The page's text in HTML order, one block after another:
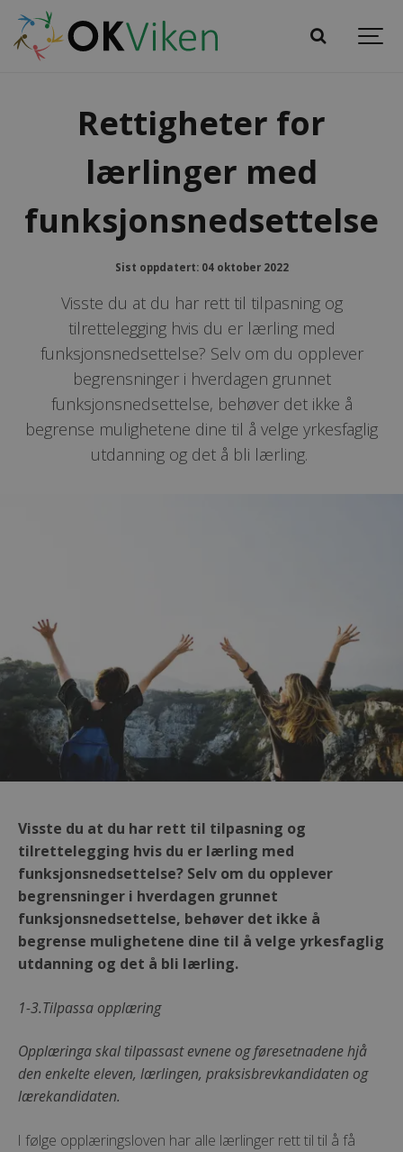
Rettigheter for
lærlinger med
funksjonsnedsettelse
Sist oppdatert: 04 oktober 2022
Visste du at du har rett til tilpasning og
tilrettelegging hvis du er lærling med
funksjonsnedsettelse? Selv om du opplever
begrensninger i hverdagen grunnet
funksjonsnedsettelse, behøver det ikke å
begrense mulighetene dine til å velge yrkesfaglig
utdanning og det å bli lærling.
Visste du at du har rett til tilpasning og
tilrettelegging hvis du er lærling med
funksjonsnedsettelse? Selv om du opplever
begrensninger i hverdagen grunnet
funksjonsnedsettelse, behøver det ikke å
begrense mulighetene dine til å velge yrkesfaglig
utdanning og det å bli lærling.
1-3.Tilpassa opplæring
Opplæringa skal tilpassast evnene og føresetnadene hjå
den enkelte eleven, lærlingen, praksisbrevkandidaten og
lærekandidaten.
I følge opplæringsloven har alle lærlinger rett til til å få